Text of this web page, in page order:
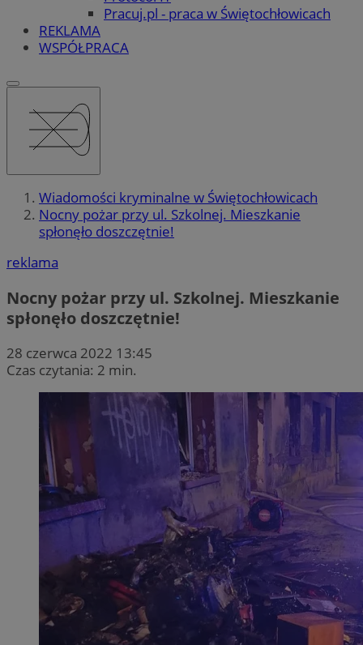
Pracuj.pl - praca w Świętochłowicach
REKLAMA
WSPÓŁPRACA
Wiadomości kryminalne w Świętochłowicach
Nocny pożar przy ul. Szkolnej. Mieszkanie
spłonęło doszczętnie!
reklama
Nocny pożar przy ul. Szkolnej. Mieszkanie
spłonęło doszczętnie!
28 czerwca 2022 13:45
Czas czytania: 2 min.